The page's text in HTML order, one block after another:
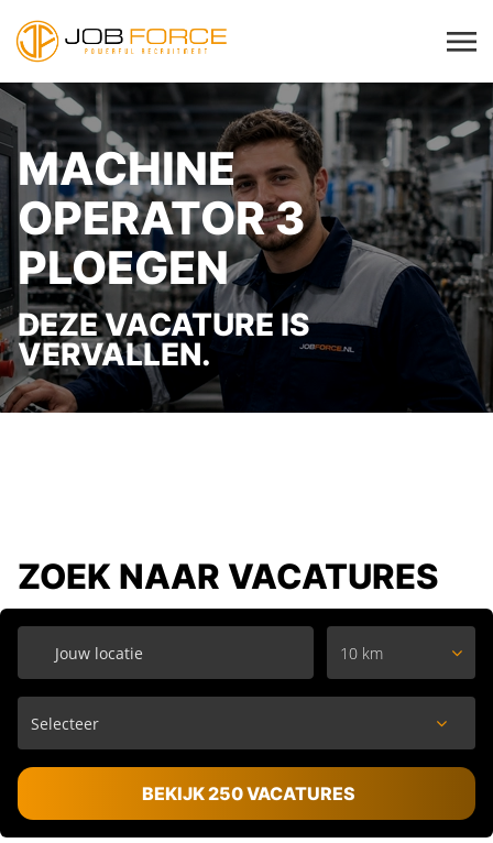
MACHINE
OPERATOR 3
PLOEGEN
DEZE VACATURE IS
VERVALLEN.
ZOEK NAAR VACATURES
10 km
BEKIJK 250 VACATURES